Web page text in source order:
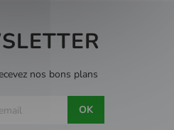
nos bons plans
OK